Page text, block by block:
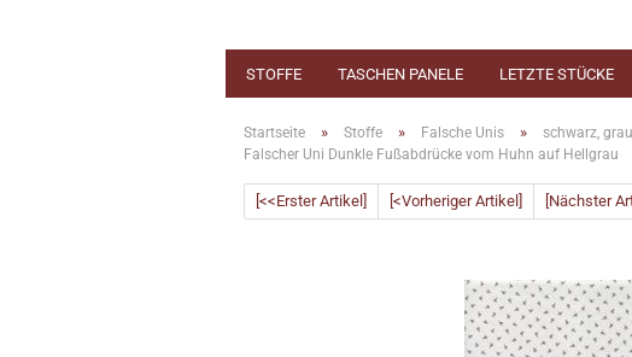
STOFFE TASCHEN PANELE LETZTE STÜCKE
Startseite » Stoffe » Falsche Unis » schwarz, grau
Falscher Uni Dunkle Fußabdrücke vom Huhn auf Hellgrau
[<<Erster Artikel] [<Vorheriger Artikel] [Nächster